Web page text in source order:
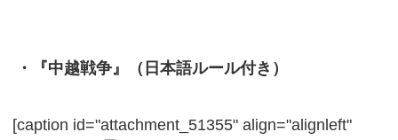
・『中越戦争』（日本語ルール付き）
[caption id="attachment_51355" align="alignleft"